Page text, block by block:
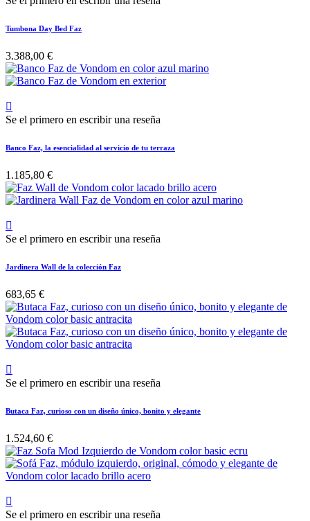
Tumbona Day Bed Faz
3.388,00 €

Se el primero en escribir una reseña
Banco Faz, la esencialidad al servicio de tu terraza
1.185,80 €

Se el primero en escribir una reseña
Jardinera Wall de la colección Faz
683,65 €

Se el primero en escribir una reseña
Butaca Faz, curioso con un diseño único, bonito y elegante
1.524,60 €

Se el primero en escribir una reseña